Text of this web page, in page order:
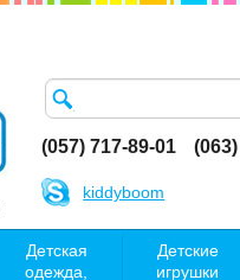
(057) 717-89-01
kiddyboom
Детская
одежда,
Детские
игрушки